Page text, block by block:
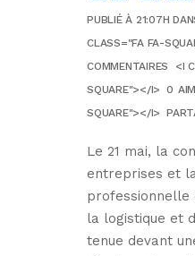
PUBLIÉ À 21:07H
CLASS="FA FA-
COMMENTAIRES
<I
SQUARE"></I> 0
SQUARE"></I>
Le 21 mai, la
entreprises et
professionnelle
la logistique et
tenue devant